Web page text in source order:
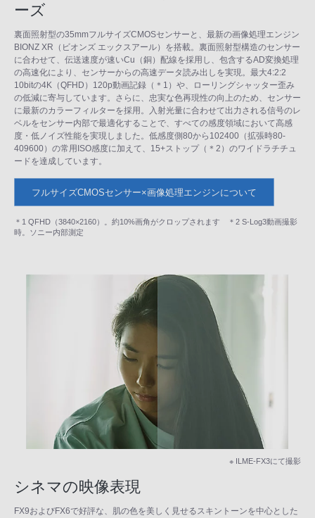
ーズ
裏面照射型の35mmフルサイズCMOSセンサーと、最新の画像処理エンジン
BIONZ XR（ビオンズ エックスアール）を搭載。裏面照射型構造のセンサー
に合わせて、伝送速度が速いCu（銅）配線を採用し、包含するAD変換処理
の高速化により、センサーからの高速データ読み出しを実現。最大4:2:2
10bitの4K（QFHD）120p動画記録（＊1）や、ローリングシャッター歪み
の低減に寄与しています。さらに、忠実な色再現性の向上のため、センサー
に最新のカラーフィルターを採用。入射光量に合わせて出力される信号のレ
ベルをセンサー内部で最適化することで、すべての感度領域において高感
度・低ノイズ性能を実現しました。低感度側80から102400（拡張時80-
409600）の常用ISO感度に加えて、15+ストップ（＊2）のワイドラチチュ
ードを達成しています。
フルサイズCMOSセンサー×画像処理エンジンについて
＊1 QFHD（3840×2160）。約10%画角がクロップされます ＊2 S-Log3動画撮影
時。ソニー内部測定
※ ILME-FX3にて撮影
シネマの映像表現
FX9およびFX6で好評な、肌の色を美しく見せるスキントーンを中心とした